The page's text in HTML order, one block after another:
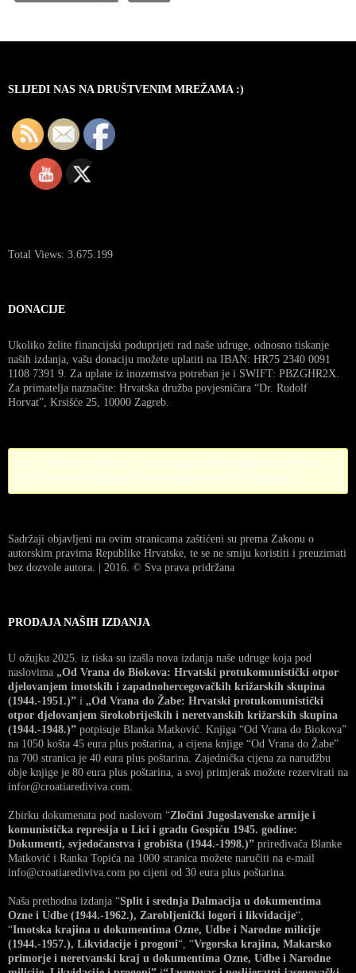
SLIJEDI NAS NA DRUŠTVENIM MREŽAMA :)
Total Views: 3.675.199
DONACIJE
Ukoliko želite financijski poduprijeti rad naše udruge, odnosno tiskanje
naših izdanja, vašu donaciju možete uplatiti na IBAN: HR75 2340 0091
1108 7391 9. Za uplate iz inozemstva potreban je i SWIFT: PBZGHR2X.
Za primatelja naznačite: Hrvatska družba povjesničara “Dr. Rudolf
Horvat”, Krsišće 25, 10000 Zagreb.
Sadržaji objavljeni na ovim stranicama zaštićeni su prema Zakonu o
autorskim pravima Republike Hrvatske, te se ne smiju koristiti i preuzimati
bez dozvole autora. | 2016. © Sva prava pridržana
PRODAJA NAŠIH IZDANJA
U ožujku 2025. iz tiska su izašla nova izdanja naše udruge koja pod
naslovima „Od Vrana do Biokova: Hrvatski protukomunistički otpor
djelovanjem imotskih i zapadnohercegovačkih križarskih skupina
(1944.-1951.)” i „Od Vrana do Žabe: Hrvatski protukomunistički
otpor djelovanjem širokobrijeških i neretvanskih križarskih skupina
(1944.-1948.)” potpisuje Blanka Matković. Knjiga “Od Vrana do Biokova”
na 1050 košta 45 eura plus poštarina, a cijena knjige “Od Vrana do Žabe”
na 700 stranica je 40 eura plus poštarina. Zajednička cijena za narudžbu
obje knjige je 80 eura plus poštarina, a svoj primjerak možete rezervirati na
infor@croatiarediviva.com.
Zbirku dokumenata pod naslovom “Zločini Jugoslavenske armije i
komunistička represija u Lici i gradu Gospiću 1945. godine:
Dokumenti, svjedočanstva i grobišta (1944.-1998.)” priređivača Blanke
Matković i Ranka Topića na 1000 stranica možete naručiti na e-mail
info@croatiarediviva.com po cijeni od 30 eura plus poštarina.
Naša prethodna izdanja “Split i srednja Dalmacija u dokumentima
Ozne i Udbe (1944.-1962.), Zarobljenički logori i likvidacije“,
“Imotska krajina u dokumentima Ozne, Udbe i Narodne milicije
(1944.-1957.), Likvidacije i progoni“, “Vrgorska krajina, Makarsko
primorje i neretvanski kraj u dokumentima Ozne, Udbe i Narodne